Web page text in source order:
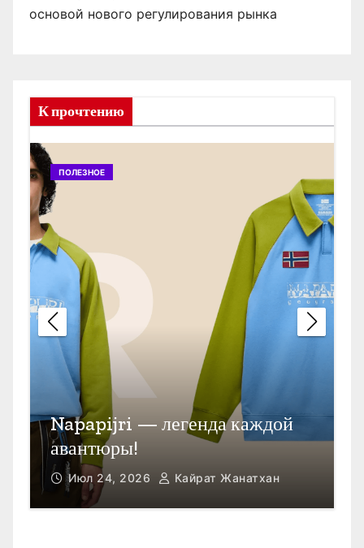
основой нового регулирования рынка
К прочтению
ПОЛЕЗНОЕ
Открыть счет в Гонконге
Июл 23, 2026 Кайрат Жанатхан